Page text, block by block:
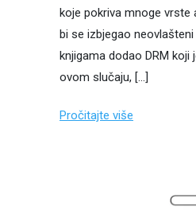
koje pokriva mnoge vrste
bi se izbjegao
knjigama dodao DRM koji
ovom slučaju, […]
Pročitajte više